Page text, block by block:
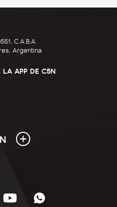
C.A.B.A.
Argentina
LA APP DE C5N